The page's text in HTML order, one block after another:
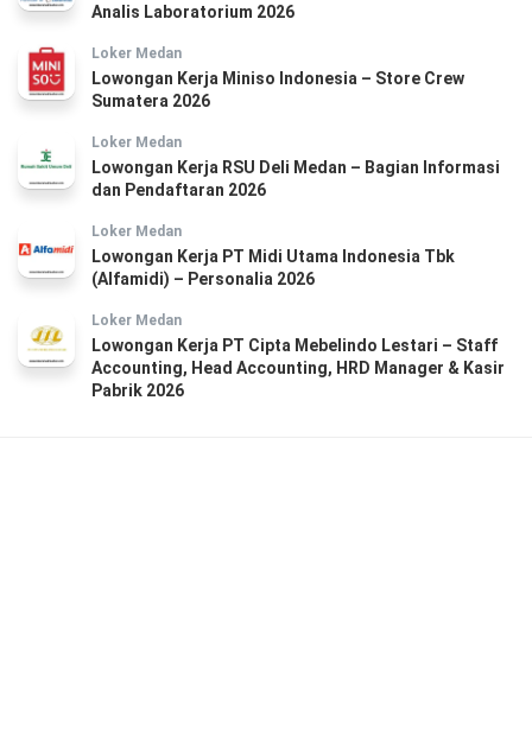
Analis Laboratorium 2026
Loker Medan
Lowongan Kerja Miniso Indonesia – Store Crew
Sumatera 2026
Loker Medan
Lowongan Kerja RSU Deli Medan – Bagian Informasi
dan Pendaftaran 2026
Loker Medan
Lowongan Kerja PT Midi Utama Indonesia Tbk
(Alfamidi) – Personalia 2026
Loker Medan
Lowongan Kerja PT Cipta Mebelindo Lestari – Staff
Accounting, Head Accounting, HRD Manager & Kasir
Pabrik 2026